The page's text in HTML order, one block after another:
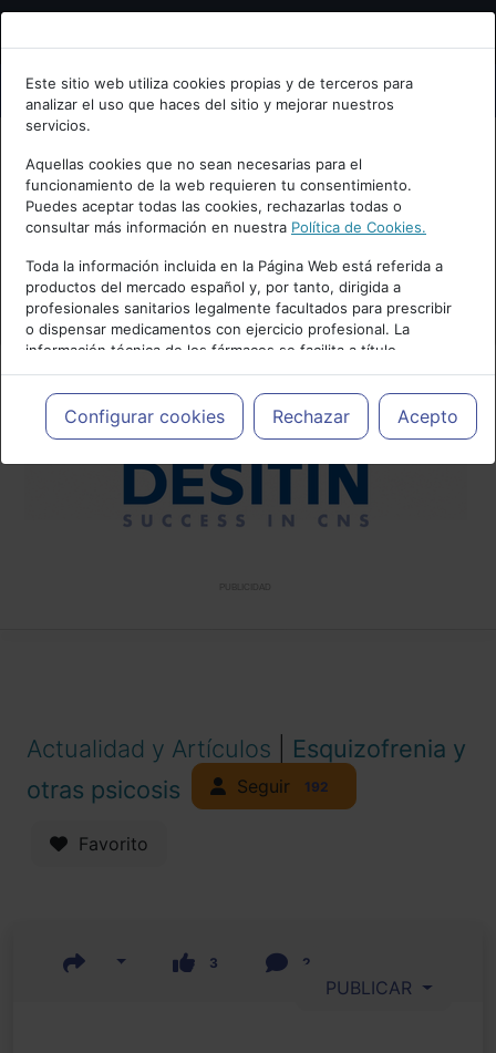
Bienvenid@ a psiquiatria.com
Escribe tu Email
Accede o regístrate con tu email.
Cancelar
Este sitio web utiliza cookies propias y de terceros para
analizar el uso que haces del sitio y mejorar nuestros
servicios.
Aquellas cookies que no sean necesarias para el
funcionamiento de la web requieren tu consentimiento.
Puedes aceptar todas las cookies, rechazarlas todas o
consultar más información en nuestra Política de Cookies.
Toda la información incluida en la Página Web está referida a
productos del mercado español y, por tanto, dirigida a
profesionales sanitarios legalmente facultados para prescribir
o dispensar medicamentos con ejercicio profesional. La
información técnica de los fármacos se facilita a título
meramente informativo, siendo responsabilidad de los
profesionales facultados prescribir medicamentos y decidir, en
cada caso concreto, el tratamiento más adecuado a las
necesidades del paciente.
Configurar cookies Rechazar Acepto
Actualidad y Artículos
Esquizofrenia y
otras psicosis
Seguir 192
Favorito
3 2
PUBLICAR